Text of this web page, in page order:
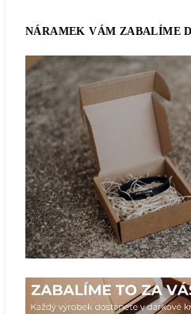
NÁRAMEK VÁM ZABALÍME